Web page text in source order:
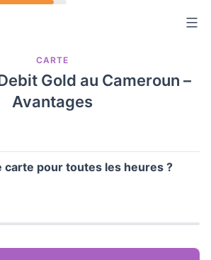
CARTE
Gold au Cameroun –
Avantages
carte pour toutes les heures ?